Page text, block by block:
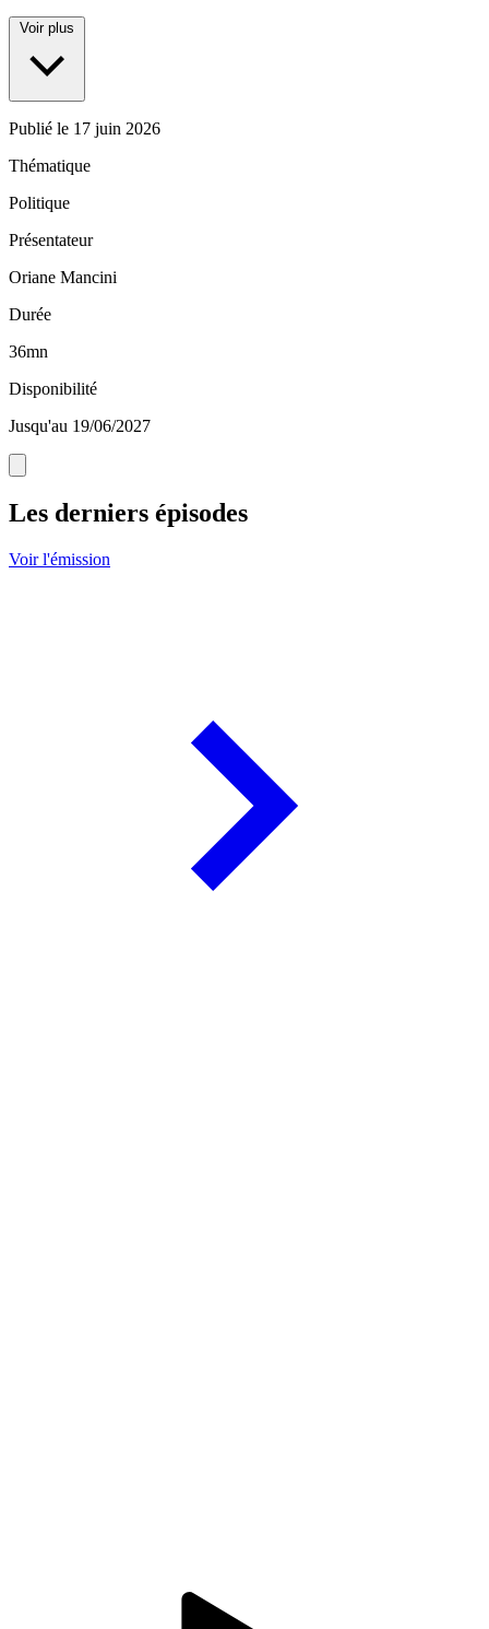
Voir plus
Publié le 17 juin 2026
Thématique
Politique
Présentateur
Oriane Mancini
Durée
36mn
Disponibilité
Jusqu'au 19/06/2027
Les derniers épisodes
Voir l'émission